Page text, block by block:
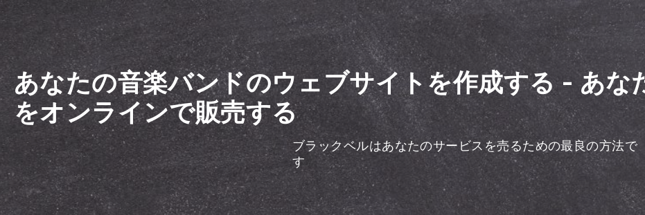
あなたの音楽バンドのウェブサイトを作成する-あな
をオンラインで販売する
ブラックベルはあなたのサービスを売るための最良の方法で
す